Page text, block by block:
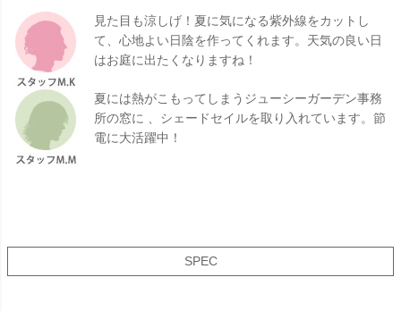
見た目も涼しげ！夏に気になる紫外線をカットし
て、心地よい日陰を作ってくれます。天気の良い日
はお庭に出たくなりますね！
夏には熱がこもってしまうジューシーガーデン事務
所の窓に 、シェードセイルを取り入れています。節
電に大活躍中！
SPEC